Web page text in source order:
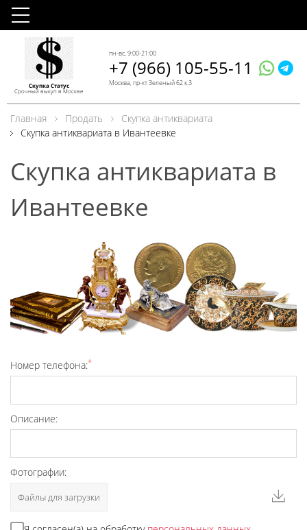
Скупка Статус
Срочный выкуп в Москве
пн-вс, 9:00-21:00
+7 (966) 105-55-11
Москва, пр-кт Зеленый 62 к.3
Главная Продать
Скупка антиквариата
Скупка антиквариата в Ивантеевке
Скупка антиквариата в
Ивантеевке
Номер телефона:*
Описание:
Фотографии:
Файлы для загрузки